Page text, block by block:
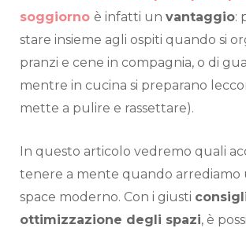
soggiorno è infatti un vantaggio:
stare insieme agli ospiti quando si
pranzi e cene in compagnia, o di
mentre in cucina si preparano
mette a pulire e rassettare).
In questo articolo vedremo quali
tenere a mente quando arrediamo
space moderno. Con i giusti
ottimizzazione degli spazi, è